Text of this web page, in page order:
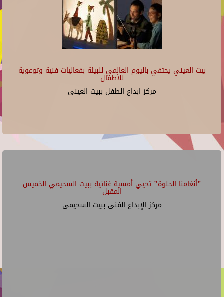
بيت العيني يحتفي باليوم العالمي للبيئة بفعاليات فنية وتوعوية
للأطفال
مركز ابداع الطفل ببيت العينى
"أنغامنا الحلوة" تحيي أمسية غنائية ببيت السحيمي الخميس
المقبل
مركز الإبداع الفنى ببيت السحيمى